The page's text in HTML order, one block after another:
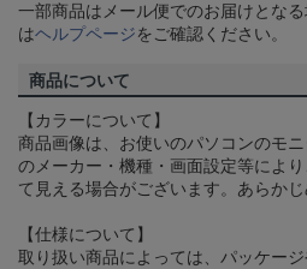
一部商品はメール便でのお届けとな
はヘルプページをご確認ください。
商品について
【カラーについて】
商品画像は、お使いのパソコンのモ
のメーカー・機種・画面設定等によ
て見える場合がございます。あらかじ
【仕様について】
取り扱い商品によっては、パッケー